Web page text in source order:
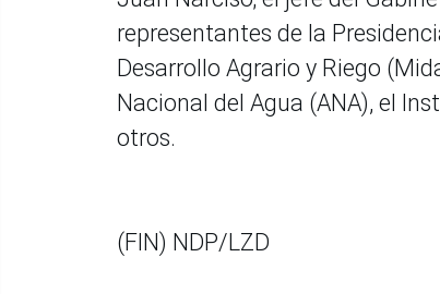
representantes de la
Desarrollo Agrario y Riego
Nacional del Agua (ANA), el
otros.
(FIN) NDP/LZD